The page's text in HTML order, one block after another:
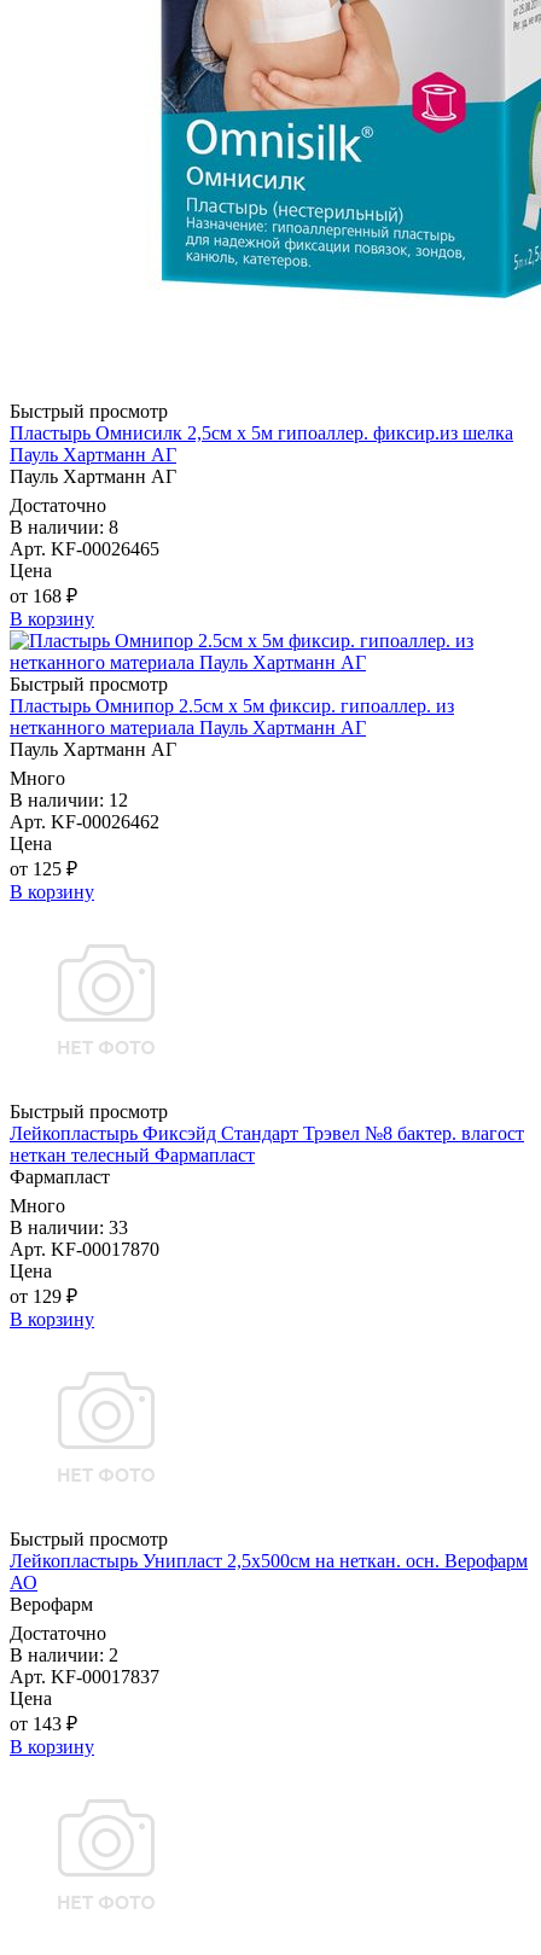
Быстрый просмотр
Пластырь Омнисилк 2,5см х 5м гипоаллер. фиксир.из шелка
Пауль Хартманн AГ
Пауль Хартманн AГ
Достаточно
В наличии: 8
Арт. KF-00026465
Цена
от 168 ₽
В корзину
Быстрый просмотр
Пластырь Омнипор 2.5см х 5м фиксир. гипоаллер. из
нетканного материала Пауль Хартманн AГ
Пауль Хартманн AГ
Много
В наличии: 12
Арт. KF-00026462
Цена
от 125 ₽
В корзину
Быстрый просмотр
Лейкопластырь Фиксэйд Стандарт Трэвел №8 бактер. влагост
неткан телесный Фармапласт
Фармапласт
Много
В наличии: 33
Арт. KF-00017870
Цена
от 129 ₽
В корзину
Быстрый просмотр
Лейкопластырь Унипласт 2,5х500см на неткан. осн. Верофарм
АО
Верофарм
Достаточно
В наличии: 2
Арт. KF-00017837
Цена
от 143 ₽
В корзину